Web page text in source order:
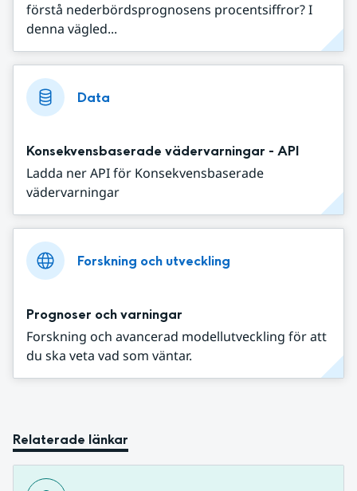
förstå nederbördsprognosens procentsiffror? I
denna vägled...
Data
Konsekvensbaserade vädervarningar - API
Ladda ner API för Konsekvensbaserade
vädervarningar
Forskning och utveckling
Prognoser och varningar
Forskning och avancerad modellutveckling för att
du ska veta vad som väntar.
Relaterade länkar